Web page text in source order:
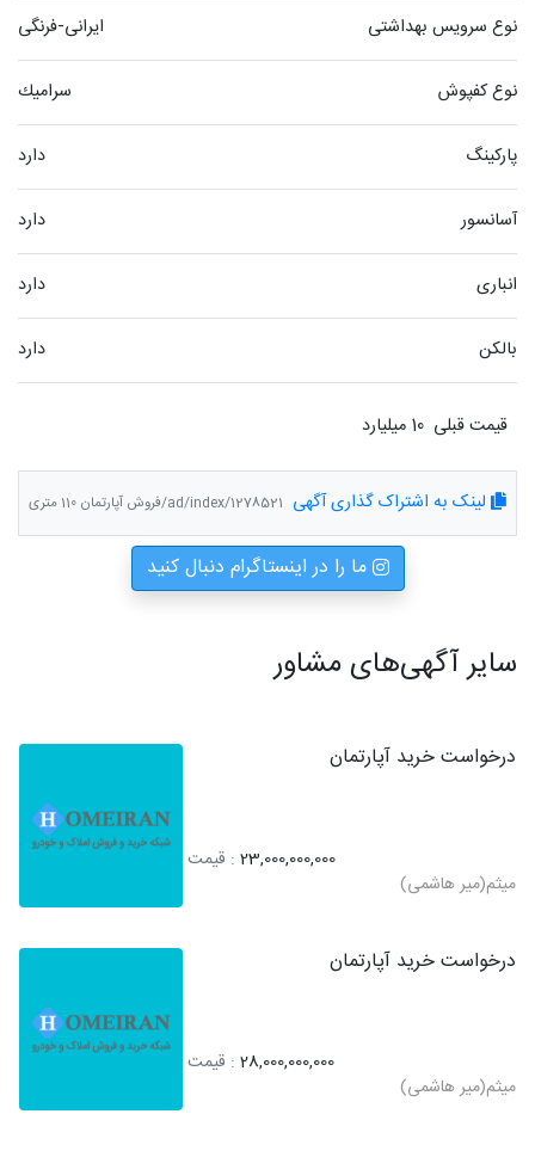
نوع سرویس بهداشتی ایرانی-فرنگی
نوع کفپوش سراميك
پارکینگ دارد
آسانسور دارد
انباری دارد
بالکن دارد
قیمت قبلی  10 میلیارد
لینک به اشتراک گذاری آگهی ad/index/1278521/فروش آپارتمان 110 متری
ما را در اینستاگرام دنبال کنید
سایر آگهی‌های مشاور
درخواست خرید آپارتمان
23,000,000,000 : قیمت
میثم(میر هاشمی)
درخواست خرید آپارتمان
28,000,000,000 : قیمت
میثم(میر هاشمی)